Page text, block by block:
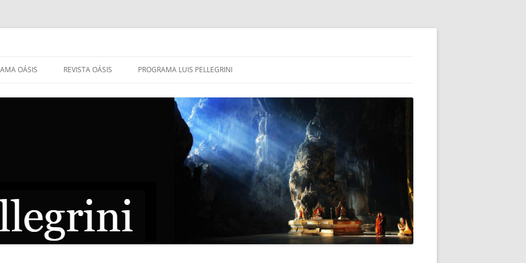
OÁSIS REVISTA OÁSIS PROGRAMA LUIS PELLEGRINI